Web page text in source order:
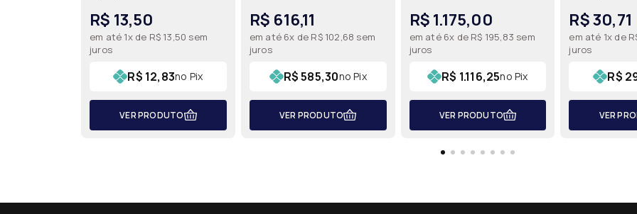
R$ 13,50
R$ 12,83no Pix
em até 1x de R$ 13,50 sem
juros
VER PRODUTO
127V/220V para Cerca
Elétrica de até 200km |
Zebu
R$ 616,11
R$ 585,30no Pix
em até 6x de R$ 102,68 sem
juros
VER PRODUTO
120km com Painel Solar
35W | Zebu
R$ 1.175,00
R$ 1.116,25no Pix
em até 6x de R$ 195,83 sem
juros
VER PRODUTO
Rural | Zebu
R$ 30,71
R$
em até 1x de
juros
VER